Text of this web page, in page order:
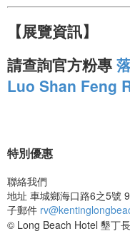
【展覽資訊】
請查詢官方粉專
Luo Shan Feng
特別優惠
聯絡我們
地址 車城鄉海口路6之5號
子郵件
© Long Beach Hotel 墾丁